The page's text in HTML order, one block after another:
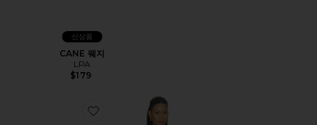
신상품
CANE 웨지
LPA
$179
Favorite RADHIKA 원피스